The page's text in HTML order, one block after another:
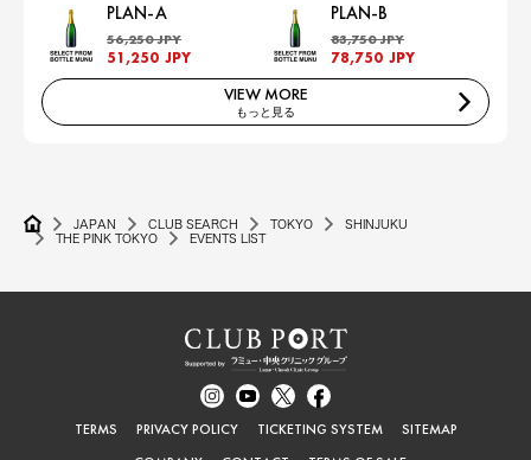
PLAN-A
56,250 JPY
51,250 JPY
PLAN-B
83,750 JPY
78,750 JPY
VIEW MORE
もっと見る
JAPAN CLUB SEARCH TOKYO
SHINJUKU
THE PINK TOKYO
EVENTS LIST
TERMS PRIVACY POLICY TICKETING SYSTEM
SITEMAP